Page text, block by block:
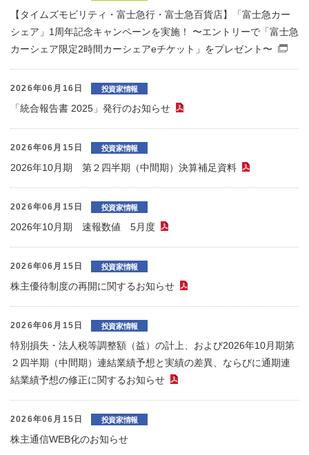
【タイムズモビリティ・富士急行・富士急百貨店】「富士急カー
シェア」1周年記念キャンペーンを実施！ 〜エントリーで「富士急
カーシェア限定2時間カーシェアeチケット」をプレゼント〜
2026年06月16日 投資家情報
「統合報告書 2025」発行のお知らせ
2026年06月15日 投資家情報
2026年10月期 第２四半期（中間期）決算補足資料
2026年06月15日 投資家情報
2026年10月期 速報数値 5月度
2026年06月15日 投資家情報
株主優待制度の再開に関するお知らせ
2026年06月15日 投資家情報
特別損失・法人税等調整額（益）の計上、および2026年10月期第
２四半期（中間期）連結業績予想と実績の差異、ならびに通期連
結業績予想の修正に関するお知らせ
2026年06月15日 投資家情報
株主通信WEB化のお知らせ